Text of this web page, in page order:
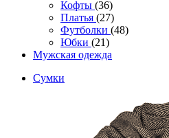
Кофты (36)
Платья (27)
Футболки (48)
Юбки (21)
Мужская одежда
Сумки